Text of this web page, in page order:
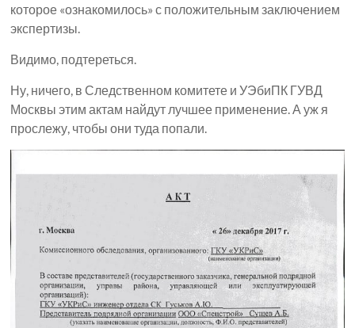
которое «ознакомилось» с положительным заключением
экспертизы.
Видимо, подтереться.
Ну, ничего, в Следственном комитете и УЭбиПК ГУВД
Москвы этим актам найдут лучшее применение. А уж я
прослежу, чтобы они туда попали.